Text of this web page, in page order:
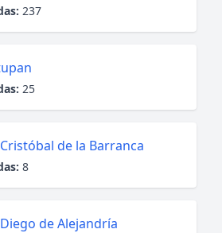
237
25
de la Barranca
8
de Alejandría